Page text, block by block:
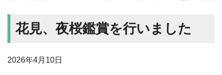
花見、夜桜鑑賞を行いました
2026年4月10日